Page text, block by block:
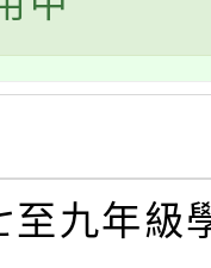
至九年級